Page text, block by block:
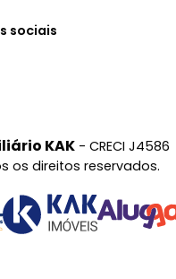
sociais
KAK - CRECI J4586
os direitos reservados.